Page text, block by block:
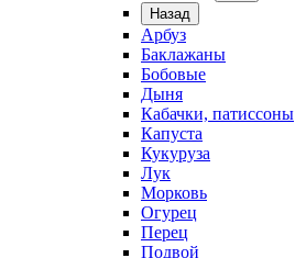
Назад
Арбуз
Баклажаны
Бобовые
Дыня
Кабачки, патиссоны
Капуста
Кукуруза
Лук
Морковь
Огурец
Перец
Подвой